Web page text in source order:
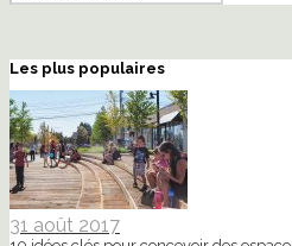
Les plus populaires
31 août 2017